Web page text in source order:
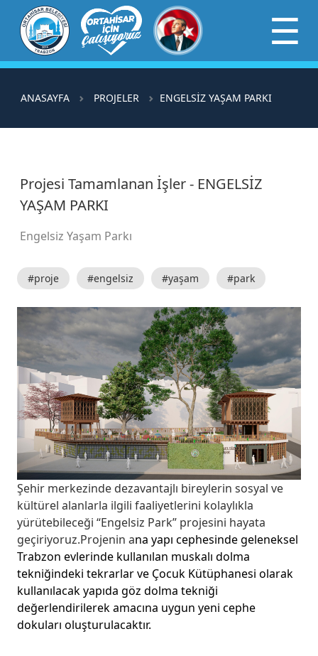
×
☰
ANASAYFA PROJELER ENGELSİZ YAŞAM PARKI
Projesi Tamamlanan İşler - ENGELSİZ
YAŞAM PARKI
Engelsiz Yaşam Parkı
#proje #engelsiz #yaşam #park
Şehir merkezinde dezavantajlı bireylerin sosyal ve
kültürel alanlarla ilgili faaliyetlerini kolaylıkla
yürütebileceği “Engelsiz Park” projesini hayata
geçiriyoruz.Projenin ana yapı cephesinde geleneksel
Trabzon evlerinde kullanılan muskalı dolma
tekniğindeki tekrarlar ve Çocuk Kütüphanesi olarak
kullanılacak yapıda göz dolma tekniği
değerlendirilerek amacına uygun yeni cephe
dokuları oluşturulacaktır.